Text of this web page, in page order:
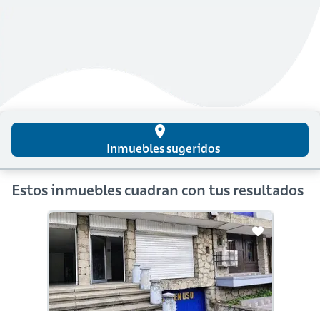
place
Inmuebles sugeridos
Estos inmuebles cuadran con tus resultados